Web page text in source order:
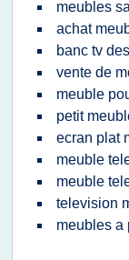
meubles
achat
banc tv
vente de
meuble
petit
ecran plat
meuble
meuble
television
meubles a